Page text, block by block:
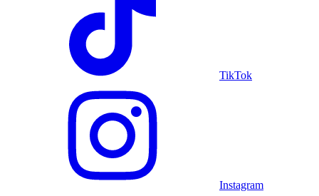
TikTok
Instagram